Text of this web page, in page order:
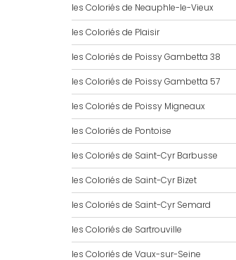
les Coloriés de Neauphle-le-Vieux
les Coloriés de Plaisir
les Coloriés de Poissy Gambetta 38
les Coloriés de Poissy Gambetta 57
les Coloriés de Poissy Migneaux
les Coloriés de Pontoise
les Coloriés de Saint-Cyr Barbusse
les Coloriés de Saint-Cyr Bizet
les Coloriés de Saint-Cyr Semard
les Coloriés de Sartrouville
les Coloriés de Vaux-sur-Seine